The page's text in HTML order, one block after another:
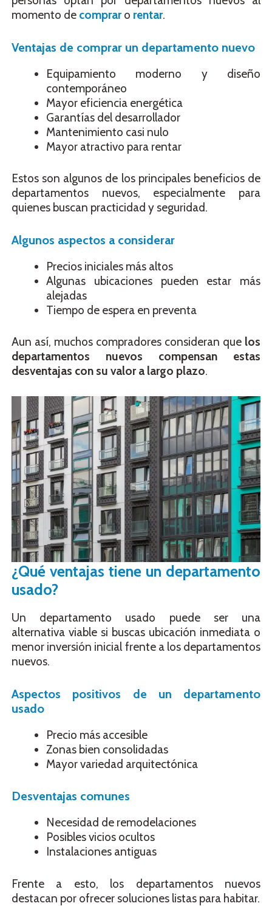
momento de compraro rentar.
Ventajas de comprar un departamento nuevo
Equipamiento moderno y diseño
contemporáneo
Mayor eficiencia energética
Garantías del desarrollador
Mantenimiento casi nulo
Mayor atractivo para rentar
Estos son algunos de los principales beneficios de
departamentos nuevos, especialmente para
quienes buscan practicidad y seguridad.
Algunos aspectos a considerar
Precios iniciales más altos
Algunas ubicaciones pueden estar más
alejadas
Tiempo de espera en preventa
Aun así, muchos compradores consideran que los
departamentos nuevos compensan estas
desventajas con su valor a largo plazo.
¿Qué ventajas tiene un departamento
usado?
Un departamento usado puede ser una
alternativa viable si buscas ubicación inmediata o
menor inversión inicial frente a los departamentos
nuevos.
Aspectos positivos de un departamento
usado
Precio más accesible
Zonas bien consolidadas
Mayor variedad arquitectónica
Desventajas comunes
Necesidad de remodelaciones
Posibles vicios ocultos
Instalaciones antiguas
Frente a esto, los departamentos nuevos
destacan por ofrecer soluciones listas para habitar.